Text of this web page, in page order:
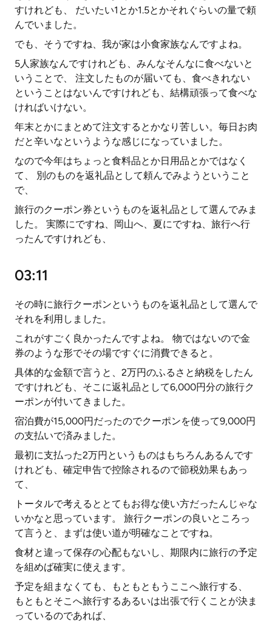
すけれども、 だいたい1とか1.5とかそれぐらいの量で頼
んでいました。
でも、そうですね、我が家は小食家族なんですよね。
5人家族なんですけれども、みんなそんなに食べないと
いうことで、 注文したものが届いても、食べきれない
ということはないんですけれども、結構頑張って食べな
ければいけない。
年末とかにまとめて注文するとかなり苦しい。毎日お肉
だと辛いなというような感じになっていました。
なので今年はちょっと食料品とか日用品とかではなく
て、 別のものを返礼品として頼んでみようということ
で、
旅行のクーポン券というものを返礼品として選んでみま
した。 実際にですね、岡山へ、夏にですね、旅行へ行
ったんですけれども、
03:11
その時に旅行クーポンというものを返礼品として選んで
それを利用しました。
これがすごく良かったんですよね。 物ではないので金
券のような形でその場ですぐに消費できると。
具体的な金額で言うと、2万円のふるさと納税をしたん
ですけれども、そこに返礼品として6,000円分の旅行ク
ーポンが付いてきました。
宿泊費が15,000円だったのでクーポンを使って9,000円
の支払いで済みました。
最初に支払った2万円というものはもちろんあるんです
けれども、確定申告で控除されるので節税効果もあっ
て、
トータルで考えるととてもお得な使い方だったんじゃな
いかなと思っています。 旅行クーポンの良いところっ
て言うと、まずは使い道が明確なことですね。
食材と違って保存の心配もないし、期限内に旅行の予定
を組めば確実に使えます。
予定を組まなくても、もともともうここへ旅行する、
もともとそこへ旅行するあるいは出張で行くことが決ま
っているのであれば、